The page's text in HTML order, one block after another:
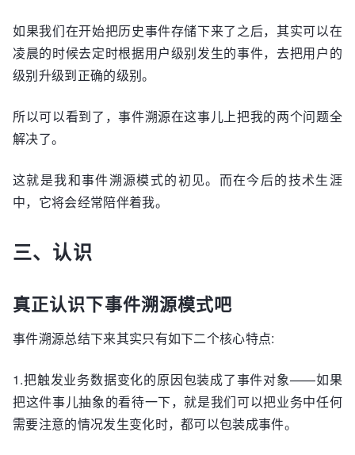
如果我们在开始把历史事件存储下来了之后，其实可以在
凌晨的时候去定时根据用户级别发生的事件，去把用户的
级别升级到正确的级别。
所以可以看到了，事件溯源在这事儿上把我的两个问题全
解决了。
这就是我和事件溯源模式的初见。而在今后的技术生涯
中，它将会经常陪伴着我。
三、认识
真正认识下事件溯源模式吧
事件溯源总结下来其实只有如下二个核心特点:
1.把触发业务数据变化的原因包装成了事件对象——如果
把这件事儿抽象的看待一下，就是我们可以把业务中任何
需要注意的情况发生变化时，都可以包装成事件。